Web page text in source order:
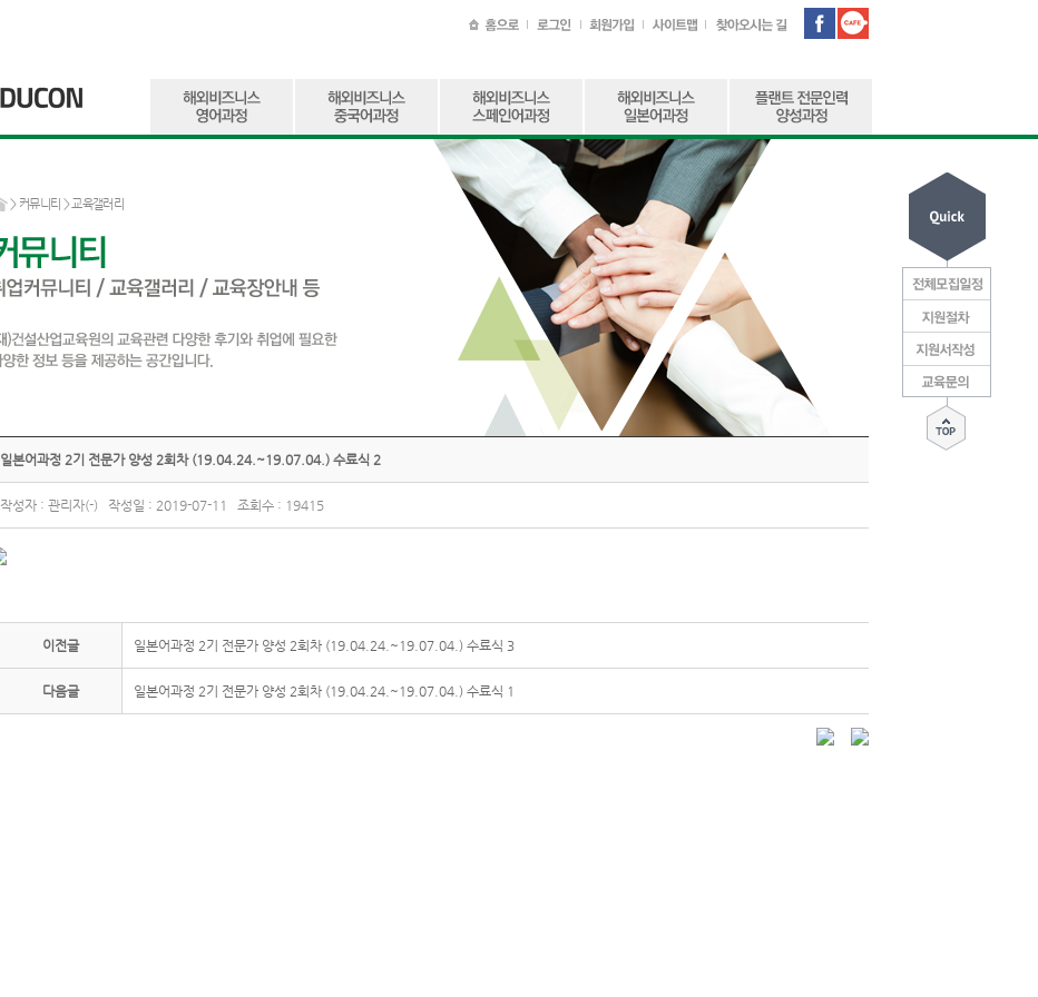
> 커뮤니티 > 교육갤러리
일본어과정 2기 전문가 양성 2회차 (19.04.24.~19.07.04.) 수료식 2
작성자 : 관리자(-) 작성일 : 2019-07-11 조회수 : 19415
이전글 일본어과정 2기 전문가 양성 2회차 (19.04.24.~19.07.04.) 수료식 3
다음글 일본어과정 2기 전문가 양성 2회차 (19.04.24.~19.07.04.) 수료식 1